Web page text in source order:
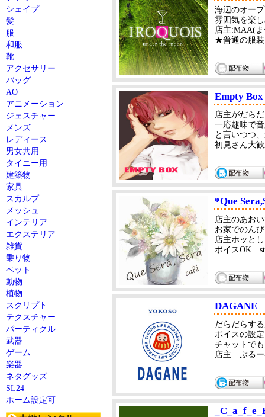
シェイプ
髪
服
和服
靴
アクセサリー
バッグ
AO
アニメーション
ジェスチャー
メンズ
レディース
男女共用
タイニー用
建築物
家具
スカルプ
メッシュ
インテリア
エクステリア
雑貨
乗り物
ペット
動物
植物
スクリプト
テクスチャー
パーティクル
武器
ゲーム
楽器
ネタグッズ
SL24
ホーム設定可
海辺のオー
雰囲気を楽
店主:MAA(
★普通の服
Empty Box
店主がだら
一応趣味で
と言いつつ
初見さん大
*Que
店主のあお
お家でのん
店主ホッと
ボイスOK
DAGANE
だらだらす
ボイスの設
チャットで
店主 ぶるー